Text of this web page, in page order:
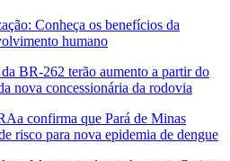
Conheça os benefícios da
humano
BR-262 terão aumento a partir do
nova concessionária da rodovia
confirma que Pará de Minas
risco para nova epidemia de dengue